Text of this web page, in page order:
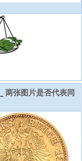
两张图片是否代表同